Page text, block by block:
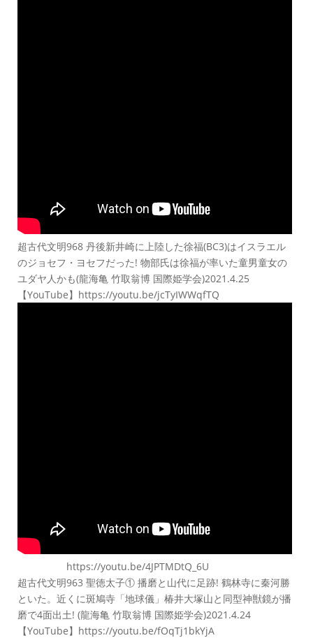
超古代文明968 丹後新井崎に上陸した徐福(BC3)はイスラエル
のジョセフ・ヨセフだった! 物部氏は徐福が率いた童男童女の
ユダヤ人かも(龍海亀 竹取翁博 国際姫学会)2021.4.25
【YouTube】https://youtu.be/jcTyIWWqfTQ
https://youtu.be/4JPTMDtQ_6U
超古代文明963 聖徳太子① 播磨と山代に足跡! 鶴林寺に秦河勝
といた。近くに斑鳩寺「地球儀」椿井大塚山と同型神獣鏡が播
磨で4面出土! (龍海亀 竹取翁博 国際姫学会)2021.4.24
【YouTube】https://youtu.be/fOqTj1bkYjA